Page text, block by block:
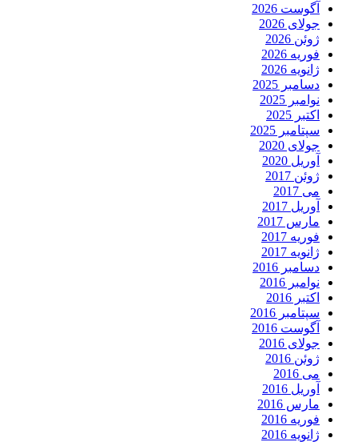
آگوست 2026
جولای 2026
ژوئن 2026
فوریه 2026
ژانویه 2026
دسامبر 2025
نوامبر 2025
اکتبر 2025
سپتامبر 2025
جولای 2020
آوریل 2020
ژوئن 2017
می 2017
آوریل 2017
مارس 2017
فوریه 2017
ژانویه 2017
دسامبر 2016
نوامبر 2016
اکتبر 2016
سپتامبر 2016
آگوست 2016
جولای 2016
ژوئن 2016
می 2016
آوریل 2016
مارس 2016
فوریه 2016
ژانویه 2016